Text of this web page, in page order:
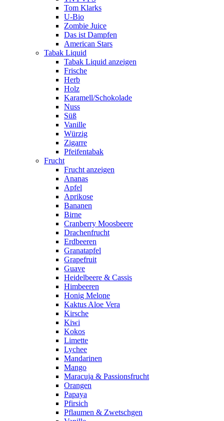
Tom Klarks
U-Bio
Zombie Juice
Das ist Dampfen
American Stars
Tabak Liquid
Tabak Liquid anzeigen
Frische
Herb
Holz
Karamell/Schokolade
Nuss
Süß
Vanille
Würzig
Zigarre
Pfeifentabak
Frucht
Frucht anzeigen
Ananas
Apfel
Aprikose
Bananen
Birne
Cranberry Moosbeere
Drachenfrucht
Erdbeeren
Granatapfel
Grapefruit
Guave
Heidelbeere & Cassis
Himbeeren
Honig Melone
Kaktus Aloe Vera
Kirsche
Kiwi
Kokos
Limette
Lychee
Mandarinen
Mango
Maracuja & Passionsfrucht
Orangen
Papaya
Pfirsich
Pflaumen & Zwetschgen